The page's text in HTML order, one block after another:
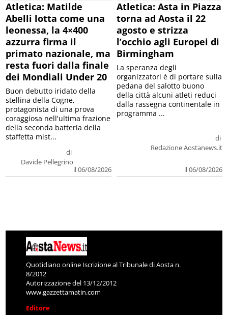
Atletica: Matilde
Abelli lotta come una
leonessa, la 4×400
azzurra firma il
primato nazionale, ma
resta fuori dalla finale
dei Mondiali Under 20
di
Davide Pellegrino
il 06/08/2026
Buon debutto iridato della
stellina della Cogne,
protagonista di una prova
coraggiosa nell'ultima frazione
della seconda batteria della
staffetta mist...
Atletica: Asta in Piazza
torna ad Aosta il 22
agosto e strizza
l’occhio agli Europei di
Birmingham
di
Redazione Aostanews.it
il 06/08/2026
La speranza degli
organizzatori è di portare sulla
pedana del salotto buono
della città alcuni atleti reduci
dalla rassegna continentale in
programma ...
Quotidiano online Iscrizione al Tribunale di Aosta n.
8/2012
Autorizzazione del 13/12/2012
www.gazzettamatin.com
Editore